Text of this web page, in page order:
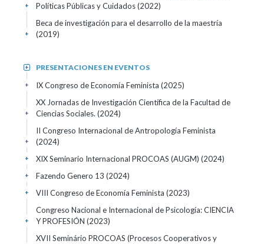
Políticas Públicas y Cuidados(2022)
+
Beca de investigación para el desarrollo de la maestría
(2019)
+
PRESENTACIONES EN EVENTOS
+
IX Congreso de Economía Feminista (2025)
+
XX Jornadas de Investigación Científica de la Facultad de
Ciencias Sociales. (2024)
+
II Congreso Internacional de Antropología Feminista
(2024)
+
XIX Seminario Internacional PROCOAS (AUGM) (2024)
+
Fazendo Genero 13 (2024)
+
VIII Congreso de Economía Feminista (2023)
+
Congreso Nacional e Internacional de Psicología: CIENCIA
Y PROFESIÓN (2023)
+
XVII Seminário PROCOAS (Procesos Cooperativos y